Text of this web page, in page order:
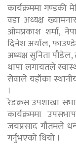
कार्यक्रममा गण्डकी
वडा अध्यक्ष
ओमप्रकाश शर्मा,
दिनेश अर्याल,
अध्यक्ष सुनिता
थापा लगायतले
सेवाले यहाँका
।
रेडक्रस उपशाखा
कार्यक्रममा
जयप्रसाद गौतमले
गर्नुभएको थियो ।